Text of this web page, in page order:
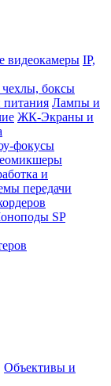
видеокамеры IP,
боксы
Лампы и
ЖК-Экраны и
фокусы
и
передачи
SP
Объективы и